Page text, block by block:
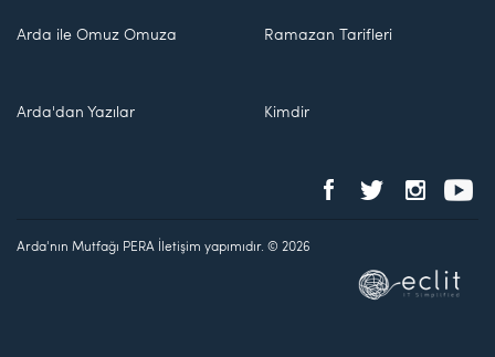
Arda ile Omuz Omuza Ramazan Tarifleri
Arda'dan Yazılar Kimdir
Arda'nın Mutfağı PERA İletişim yapımıdır. © 2026